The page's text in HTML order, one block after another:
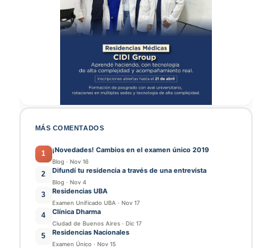
MÁS COMENTADOS
1 ¡Novedades! Cambios en el examen único 2019
Blog · Nov 16
2 Difundí tu residencia a través de una entrevista
Blog · Nov 4
3 Residencias UBA
Examen Unificado UBA · Nov 17
4 Clínica Dharma
Ciudad de Buenos Aires · Dic 17
5 Residencias Nacionales
Examen Único · Nov 15